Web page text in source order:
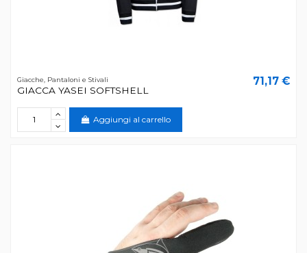
Giacche, Pantaloni e Stivali
GIACCA YASEI SOFTSHELL
71,17 €
Aggiungi al carrello